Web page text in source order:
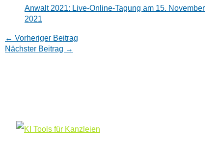
Anwalt 2021: Live-Online-Tagung am 15. November
2021
← Vorheriger Beitrag
Nächster Beitrag →